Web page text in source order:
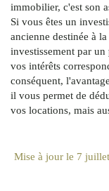
immobilier, c'est son
Si vous êtes un
ancienne destinée à
investissement par un
vos intérêts
conséquent,
il vous permet de
vos locations, mais
Mise à jour le 7